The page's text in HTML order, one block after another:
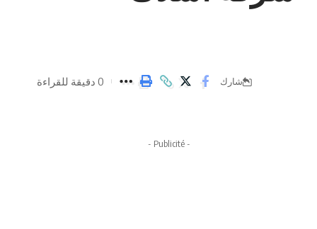
شارك 0 دقيقة للقراءة
- Publicité -